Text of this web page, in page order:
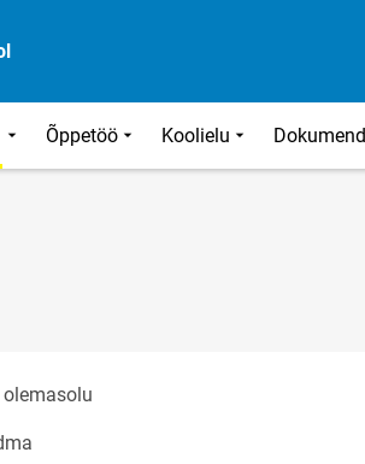
Õppetöö Koolielu